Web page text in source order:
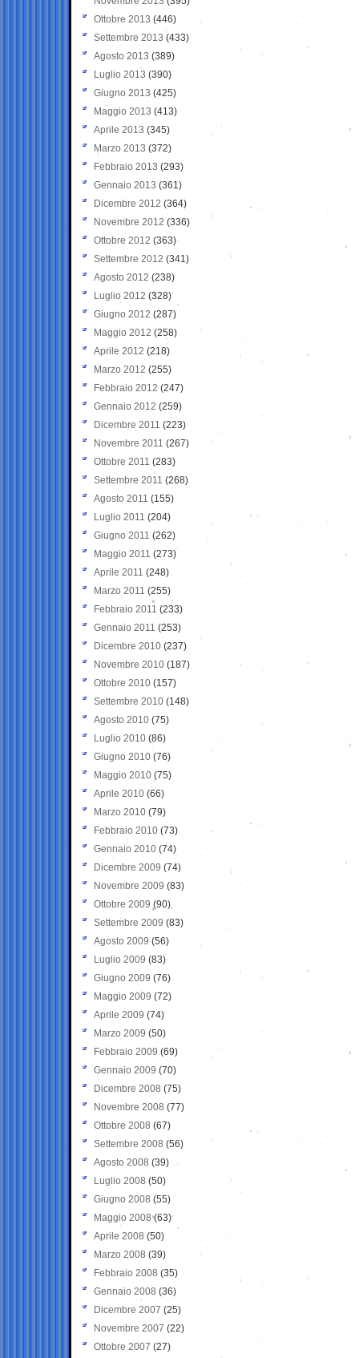
Ottobre 2013 (446)
Settembre 2013 (433)
Agosto 2013 (389)
Luglio 2013 (390)
Giugno 2013 (425)
Maggio 2013 (413)
Aprile 2013 (345)
Marzo 2013 (372)
Febbraio 2013 (293)
Gennaio 2013 (361)
Dicembre 2012 (364)
Novembre 2012 (336)
Ottobre 2012 (363)
Settembre 2012 (341)
Agosto 2012 (238)
Luglio 2012 (328)
Giugno 2012 (287)
Maggio 2012 (258)
Aprile 2012 (218)
Marzo 2012 (255)
Febbraio 2012 (247)
Gennaio 2012 (259)
Dicembre 2011 (223)
Novembre 2011 (267)
Ottobre 2011 (283)
Settembre 2011 (268)
Agosto 2011 (155)
Luglio 2011 (204)
Giugno 2011 (262)
Maggio 2011 (273)
Aprile 2011 (248)
Marzo 2011 (255)
Febbraio 2011 (233)
Gennaio 2011 (253)
Dicembre 2010 (237)
Novembre 2010 (187)
Ottobre 2010 (157)
Settembre 2010 (148)
Agosto 2010 (75)
Luglio 2010 (86)
Giugno 2010 (76)
Maggio 2010 (75)
Aprile 2010 (66)
Marzo 2010 (79)
Febbraio 2010 (73)
Gennaio 2010 (74)
Dicembre 2009 (74)
Novembre 2009 (83)
Ottobre 2009 (90)
Settembre 2009 (83)
Agosto 2009 (56)
Luglio 2009 (83)
Giugno 2009 (76)
Maggio 2009 (72)
Aprile 2009 (74)
Marzo 2009 (50)
Febbraio 2009 (69)
Gennaio 2009 (70)
Dicembre 2008 (75)
Novembre 2008 (77)
Ottobre 2008 (67)
Settembre 2008 (56)
Agosto 2008 (39)
Luglio 2008 (50)
Giugno 2008 (55)
Maggio 2008(63)
Aprile 2008 (50)
Marzo 2008 (39)
Febbraio 2008 (35)
Gennaio 2008 (36)
Dicembre 2007 (25)
Novembre 2007 (22)
Ottobre 2007 (27)